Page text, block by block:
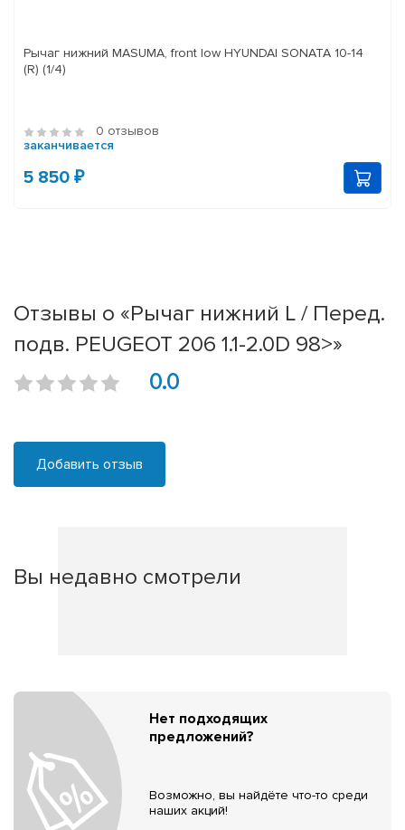
Рычаг нижний MASUMA, front low HYUNDAI SONATA 10-14
(R) (1/4)
0 отзывов
заканчивается
5 850 ₽
Отзывы о «Рычаг нижний L / Перед.
подв. PEUGEOT 206 1.1-2.0D 98>»
0.0
Добавить отзыв
Вы недавно смотрели
Нет подходящих
предложений?
Возможно, вы найдёте что-то среди
наших акций!